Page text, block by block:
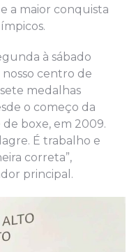
a maior conquista
à sábado
nosso centro de
medalhas
o começo da
boxe, em 2009.
É trabalho e
correta”,
principal.